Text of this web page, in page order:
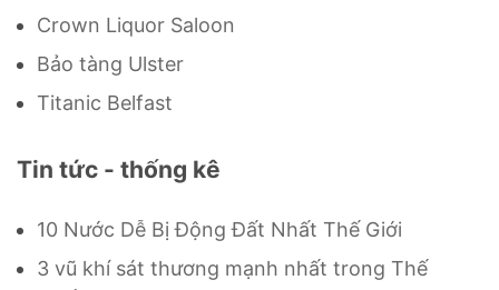
Crown Liquor Saloon
Bảo tàng Ulster
Titanic Belfast
Tin tức - thống kê
10 Nước Dễ Bị Động Đất Nhất Thế Giới
3 vũ khí sát thương mạnh nhất trong Thế